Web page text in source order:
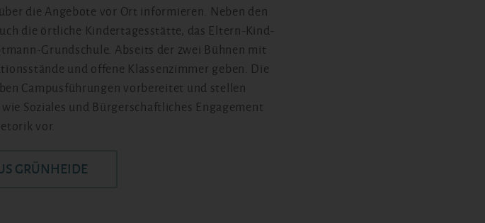
die Angebote vor Ort informieren. Neben den
die örtliche Kindertagesstätte, das Eltern-Kind-
Grundschule. Abseits der zwei Bühnen mit
und offene Klassenzimmer geben. Die
Campusführungen vorbereitet und stellen
Soziales und Bürgerschaftliches Engagement
vor.
GRÜNHEIDE